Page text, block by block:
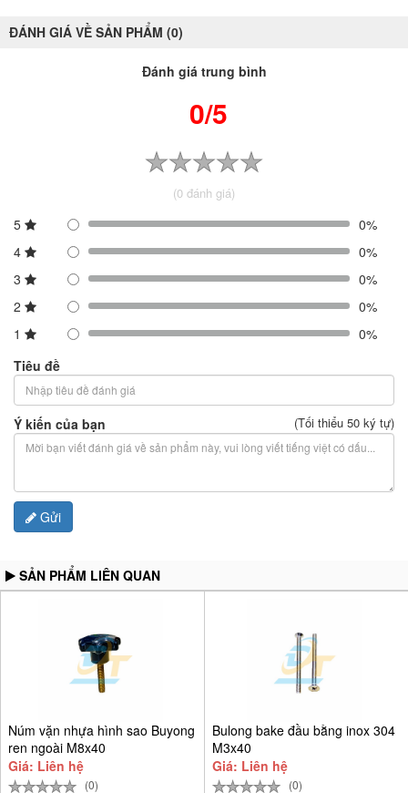
ĐÁNH GIÁ VỀ SẢN PHẨM (0)
Đánh giá trung bình
0/5
(0 đánh giá)
5
0%
4
0%
3
0%
2
0%
1
0%
Tiêu đề
Ý kiến của bạn (Tối thiểu 50 ký tự)
Gửi
SẢN PHẨM LIÊN QUAN
Núm vặn nhựa hình sao Buyong
ren ngoài M8x40
Giá: Liên hệ
(0)
Bulong bake đầu bằng inox 304
M3x40
Giá: Liên hệ
(0)